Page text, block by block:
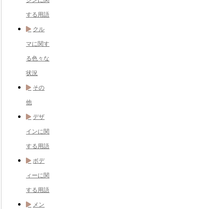
する用語
クル
マに関す
る色々な
状況
その
他
デザ
インに関
する用語
ボデ
ィーに関
する用語
メン